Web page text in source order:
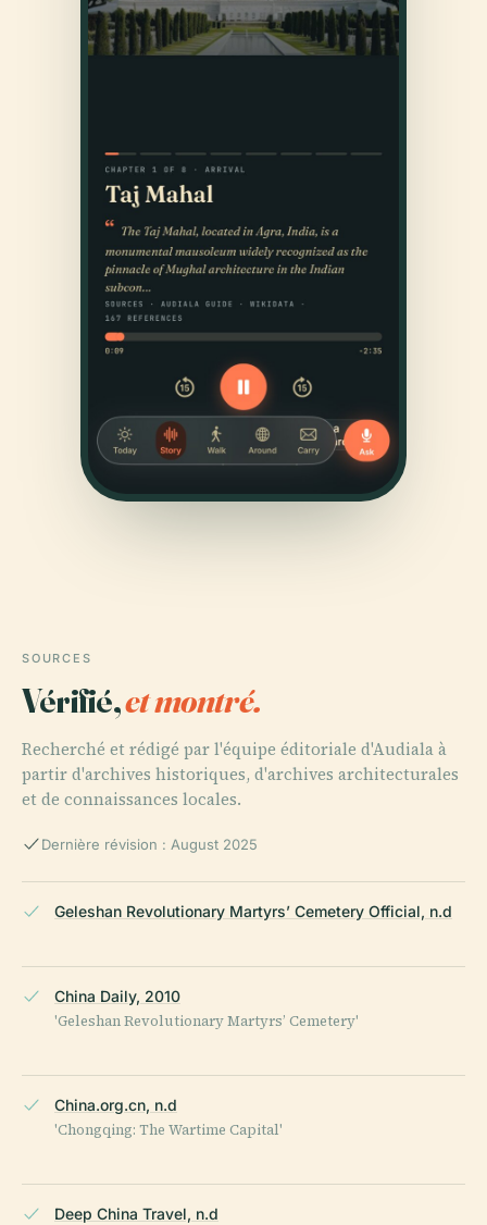
SOURCES
Vérifié,et montré.
Recherché et rédigé par l'équipe éditoriale d'Audiala à
partir d'archives historiques, d'archives architecturales
et de connaissances locales.
Dernière révision : August 2025
Geleshan Revolutionary Martyrs’ Cemetery Official, n.d
China Daily, 2010
'Geleshan Revolutionary Martyrs’ Cemetery'
China.org.cn, n.d
'Chongqing: The Wartime Capital'
Deep China Travel, n.d